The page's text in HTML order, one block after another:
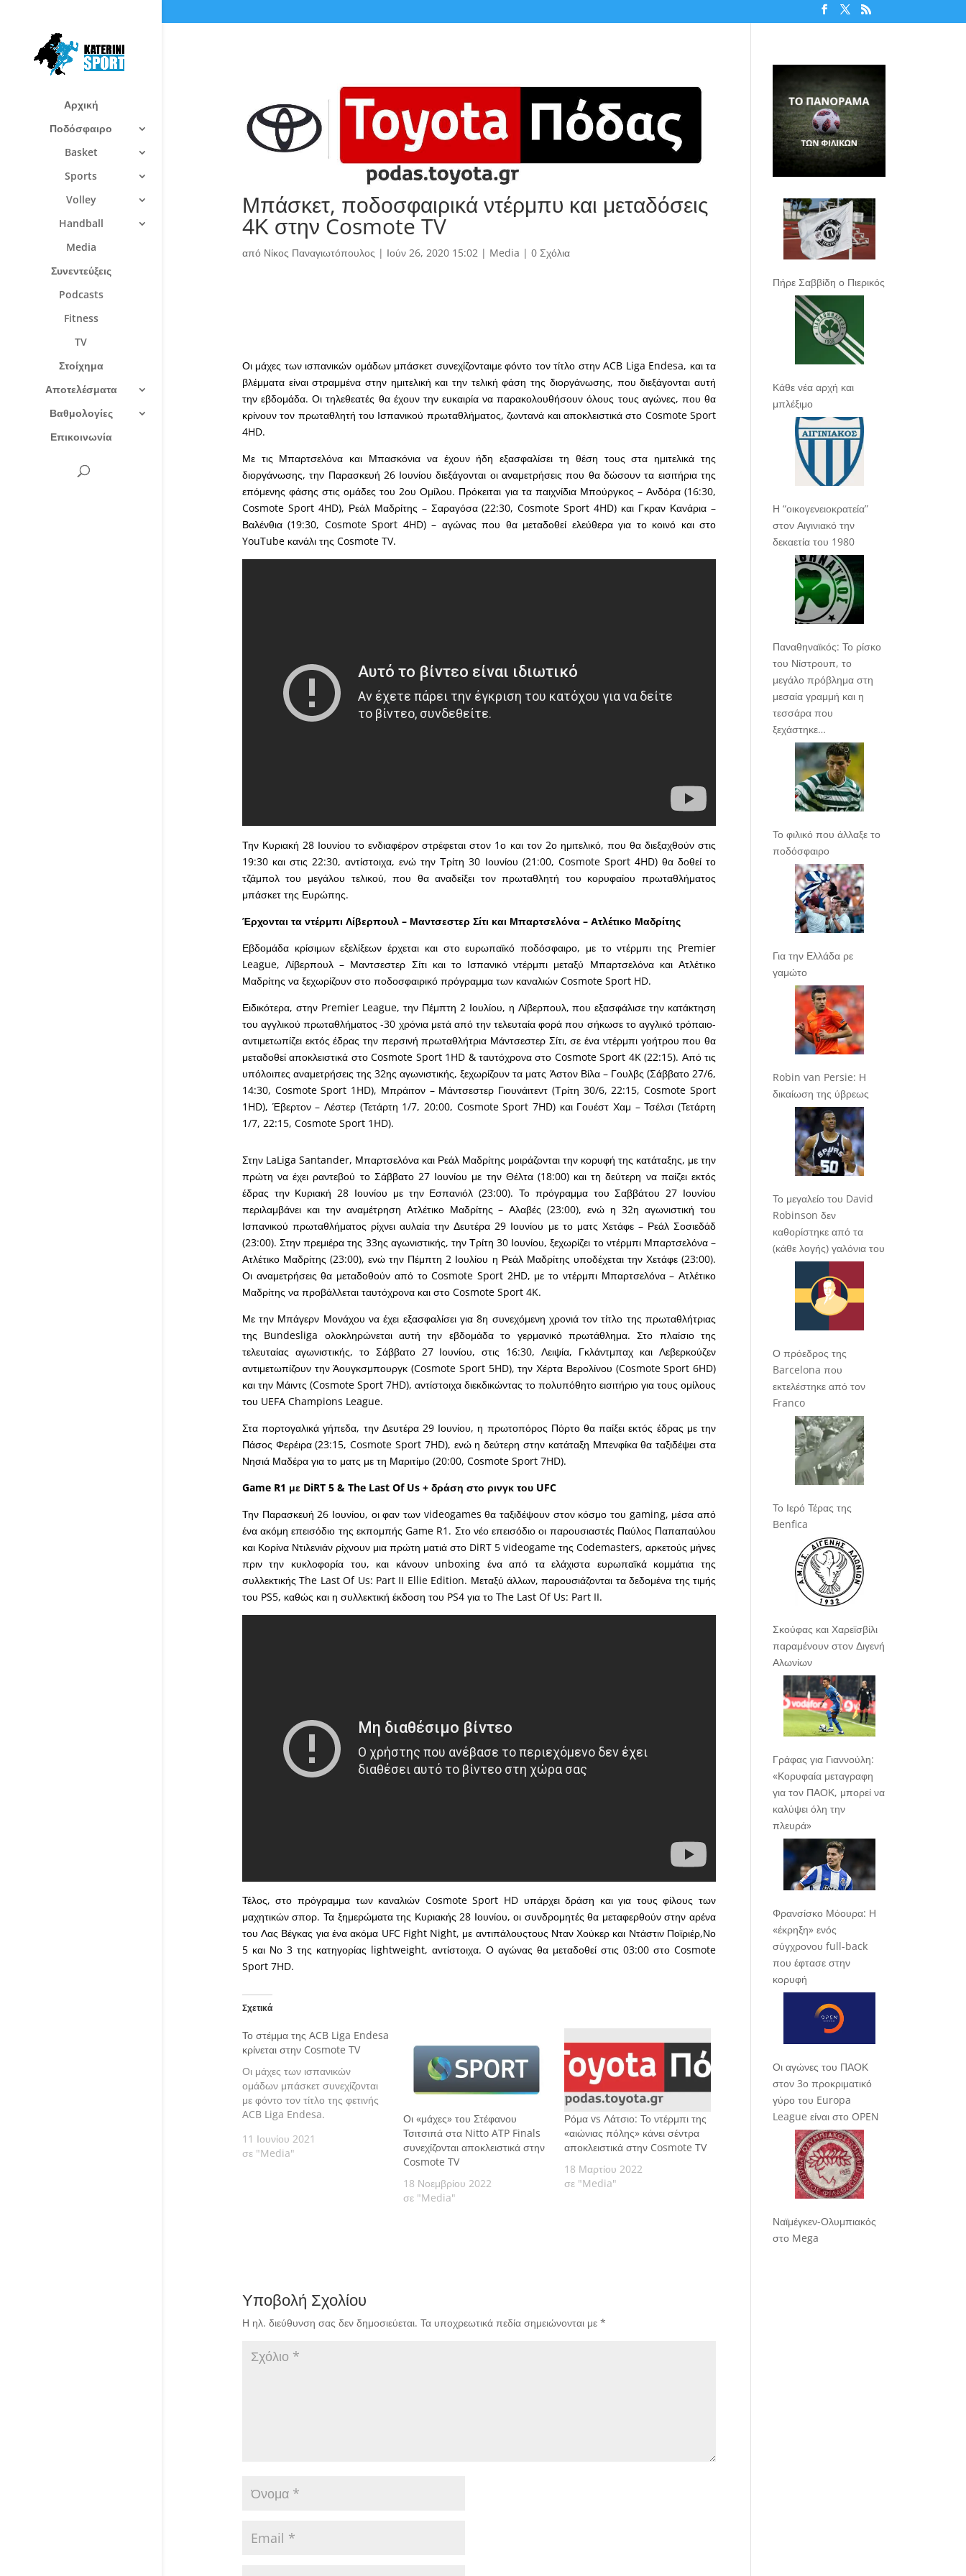
Αρχική
Ποδόσφαιρο
Basket
Sports
Volley
Handball
Media
Συνεντεύξεις
Podcasts
Fitness
TV
Στοίχημα
Αποτελέσματα
Βαθμολογίες
Επικοινωνία
Μπάσκετ, ποδοσφαιρικά ντέρμπυ και μεταδόσεις
4Κ στην Cosmote TV
από Νίκος Παναγιωτόπουλος | Ιούν 26, 2020 15:02| Media | 0 Σχόλια
Οι μάχες των ισπανικών ομάδων μπάσκετ συνεχίζονταιμε φόντο τον τίτλο στην ACB Liga Endesa, και τα
βλέμματα είναι στραμμένα στην ημιτελική και την τελική φάση της διοργάνωσης, που διεξάγονται αυτή
την εβδομάδα. Οι τηλεθεατές θα έχουν την ευκαιρία να παρακολουθήσουν όλους τους αγώνες, που θα
κρίνουν τον πρωταθλητή του Ισπανικού πρωταθλήματος, ζωντανά και αποκλειστικά στο Cosmote Sport
4HD.
Με τις Μπαρτσελόνα και Μπασκόνια να έχουν ήδη εξασφαλίσει τη θέση τους στα ημιτελικά της
διοργάνωσης, την Παρασκευή 26 Ιουνίου διεξάγονται οι αναμετρήσεις που θα δώσουν τα εισιτήρια της
επόμενης φάσης στις ομάδες του 2ου Ομίλου. Πρόκειται για τα παιχνίδια Μπούργκος – Ανδόρα (16:30,
Cosmote Sport 4HD), Ρεάλ Μαδρίτης – Σαραγόσα (22:30, Cosmote Sport 4HD) και Γκραν Κανάρια –
Βαλένθια (19:30, Cosmote Sport 4HD) – αγώνας που θα μεταδοθεί ελεύθερα για το κοινό και στο
YouTube κανάλι της Cosmote TV.
Την Κυριακή 28 Ιουνίου το ενδιαφέρον στρέφεται στον 1ο και τον 2ο ημιτελικό, που θα διεξαχθούν στις
19:30 και στις 22:30, αντίστοιχα, ενώ την Τρίτη 30 Ιουνίου (21:00, Cosmote Sport 4HD) θα δοθεί το
τζάμπολ του μεγάλου τελικού, που θα αναδείξει τον πρωταθλητή του κορυφαίου πρωταθλήματος
μπάσκετ της Ευρώπης.
Έρχονται τα ντέρμπι Λίβερπουλ – Μαντσεστερ Σίτι και Μπαρτσελόνα – Ατλέτικο Μαδρίτης
Εβδομάδα κρίσιμων εξελίξεων έρχεται και στο ευρωπαϊκό ποδόσφαιρο, με το ντέρμπι της Premier
League, Λίβερπουλ – Μαντσεστερ Σίτι και το Ισπανικό ντέρμπι μεταξύ Μπαρτσελόνα και Ατλέτικο
Μαδρίτης να ξεχωρίζουν στο ποδοσφαιρικό πρόγραμμα των καναλιών Cosmote Sport HD.
Ειδικότερα, στην Premier League, την Πέμπτη 2 Ιουλίου, η Λίβερπουλ, που εξασφάλισε την κατάκτηση
του αγγλικού πρωταθλήματος -30 χρόνια μετά από την τελευταία φορά που σήκωσε το αγγλικό τρόπαιο-
αντιμετωπίζει εκτός έδρας την περσινή πρωταθλήτρια Μάντσεστερ Σίτι, σε ένα ντέρμπι γοήτρου που θα
μεταδοθεί αποκλειστικά στο Cosmote Sport 1HD & ταυτόχρονα στο Cosmote Sport 4K (22:15). Από τις
υπόλοιπες αναμετρήσεις της 32ης αγωνιστικής, ξεχωρίζουν τα ματς Άστον Βίλα – Γουλβς (Σάββατο 27/6,
14:30, Cosmote Sport 1HD), Μπράιτον – Μάντσεστερ Γιουνάιτεντ (Τρίτη 30/6, 22:15, Cosmote Sport
1HD), Έβερτον – Λέστερ (Τετάρτη 1/7, 20:00, Cosmote Sport 7HD) και Γουέστ Χαμ – Τσέλσι (Τετάρτη
1/7, 22:15, Cosmote Sport 1HD).
Στην LaLiga Santander, Μπαρτσελόνα και Ρεάλ Μαδρίτης μοιράζονται την κορυφή της κατάταξης, με την
πρώτη να έχει ραντεβού το Σάββατο 27 Ιουνίου με την Θέλτα (18:00) και τη δεύτερη να παίζει εκτός
έδρας την Κυριακή 28 Ιουνίου με την Εσπανιόλ (23:00). Το πρόγραμμα του Σαββάτου 27 Ιουνίου
περιλαμβάνει και την αναμέτρηση Ατλέτικο Μαδρίτης – Αλαβές (23:00), ενώ η 32η αγωνιστική του
Ισπανικού πρωταθλήματος ρίχνει αυλαία την Δευτέρα 29 Ιουνίου με το ματς Χετάφε – Ρεάλ Σοσιεδάδ
(23:00). Στην πρεμιέρα της 33ης αγωνιστικής, την Τρίτη 30 Ιουνίου, ξεχωρίζει το ντέρμπι Μπαρτσελόνα –
Ατλέτικο Μαδρίτης (23:00), ενώ την Πέμπτη 2 Ιουλίου η Ρεάλ Μαδρίτης υποδέχεται την Χετάφε (23:00).
Οι αναμετρήσεις θα μεταδοθούν από το Cosmote Sport 2HD, με το ντέρμπι Μπαρτσελόνα – Ατλέτικο
Μαδρίτης να προβάλλεται ταυτόχρονα και στο Cosmote Sport 4K.
Με την Μπάγερν Μονάχου να έχει εξασφαλίσει για 8η συνεχόμενη χρονιά τον τίτλο της πρωταθλήτριας
της Bundesliga ολοκληρώνεται αυτή την εβδομάδα το γερμανικό πρωτάθλημα. Στο πλαίσιο της
τελευταίας αγωνιστικής, το Σάββατο 27 Ιουνίου, στις 16:30, Λειψία, Γκλάντμπαχ και Λεβερκούζεν
αντιμετωπίζουν την Άουγκσμπουργκ (Cosmote Sport 5HD), την Χέρτα Βερολίνου (Cosmote Sport 6HD)
και την Μάιντς (Cosmote Sport 7HD), αντίστοιχα διεκδικώντας το πολυπόθητο εισιτήριο για τους ομίλους
του UEFA Champions League.
Στα πορτογαλικά γήπεδα, την Δευτέρα 29 Ιουνίου, η πρωτοπόρος Πόρτο θα παίξει εκτός έδρας με την
Πάσος Φερέιρα (23:15, Cosmote Sport 7HD), ενώ η δεύτερη στην κατάταξη Μπενφίκα θα ταξιδέψει στα
Νησιά Μαδέρα για το ματς με τη Μαριτίμο (20:00, Cosmote Sport 7HD).
Game R1 με DiRT 5 & The Last Of Us + δράση στο ρινγκ του UFC
Την Παρασκευή 26 Ιουνίου, οι φαν των videogames θα ταξιδέψουν στον κόσμο του gaming, μέσα από
ένα ακόμη επεισόδιο της εκπομπής Game R1. Στο νέο επεισόδιο οι παρουσιαστές Παύλος Παπαπαύλου
και Κορίνα Ντιλενιάν ρίχνουν μια πρώτη ματιά στο DiRT 5 videogame της Codemasters, αρκετούς μήνες
πριν την κυκλοφορία του, και κάνουν unboxing ένα από τα ελάχιστα ευρωπαϊκά κομμάτια της
συλλεκτικής The Last Of Us: Part II Ellie Edition. Μεταξύ άλλων, παρουσιάζονται τα δεδομένα της τιμής
του PS5, καθώς και η συλλεκτική έκδοση του PS4 για το The Last Of Us: Part II.
Τέλος, στο πρόγραμμα των καναλιών Cosmote Sport HD υπάρχει δράση και για τους φίλους των
μαχητικών σπορ. Τα ξημερώματα της Κυριακής 28 Ιουνίου, οι συνδρομητές θα μεταφερθούν στην αρένα
του Λας Βέγκας για ένα ακόμα UFC Fight Night, με αντιπάλουςτους Νταν Χούκερ και Ντάστιν Ποϊριέρ,Νο
5 και Νο 3 της κατηγορίας lightweight, αντίστοιχα. Ο αγώνας θα μεταδοθεί στις 03:00 στο Cosmote
Sport 7HD.
Σχετικά
Το στέμμα της ACB Liga Endesa
κρίνεται στην Cosmote TV
Οι μάχες των ισπανικών
ομάδων μπάσκετ συνεχίζονται
με φόντο τον τίτλο της φετινής
ACB Liga Endesa.
11 Ιουνίου 2021
σε "Media"
Οι «μάχες» του Στέφανου
Τσιτσιπά στα Nitto ATP Finals
συνεχίζονται αποκλειστικά στην
Cosmote TV
18 Νοεμβρίου 2022
σε "Media"
Ρόμα vs Λάτσιο: Το ντέρμπι της
«αιώνιας πόλης» κάνει σέντρα
αποκλειστικά στην Cosmote TV
18 Μαρτίου 2022
σε "Media"
Υποβολή Σχολίου
Η ηλ. διεύθυνση σας δεν δημοσιεύεται. Τα υποχρεωτικά πεδία σημειώνονται με *
Πήρε Σαββίδη ο Πιερικός
Κάθε νέα αρχή και
μπλέξιμο
Η “οικογενειοκρατεία”
στον Αιγινιακό την
δεκαετία του 1980
Παναθηναϊκός: Το ρίσκο
του Νίστρουπ, το
μεγάλο πρόβλημα στη
μεσαία γραμμή και η
τεσσάρα που
ξεχάστηκε…
Το φιλικό που άλλαξε το
ποδόσφαιρο
Για την Ελλάδα ρε
γαμώτο
Robin van Persie: Η
δικαίωση της ύβρεως
Το μεγαλείο του David
Robinson δεν
καθορίστηκε από τα
(κάθε λογής) γαλόνια του
Ο πρόεδρος της
Barcelona που
εκτελέστηκε από τον
Franco
Το Ιερό Τέρας της
Benfica
Σκούφας και Χαρεϊσβίλι
παραμένουν στον Διγενή
Αλωνίων
Γράφας για Γιαννούλη:
«Κορυφαία μεταγραφη
για τον ΠΑΟΚ, μπορεί να
καλύψει όλη την
πλευρά»
Φρανσίσκο Μόουρα: Η
«έκρηξη» ενός
σύγχρονου full-back
που έφτασε στην
κορυφή
Οι αγώνες του ΠΑΟΚ
στον 3ο προκριματικό
γύρο του Europa
League είναι στο OPEN
Ναϊμέγκεν-Ολυμπιακός
στο Mega